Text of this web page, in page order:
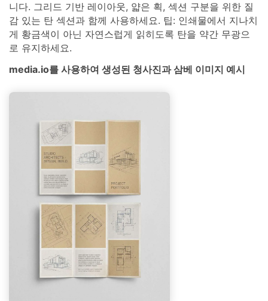
니다. 그리드 기반 레이아웃, 얇은 획, 섹션 구분을 위한 질
감 있는 탄 섹션과 함께 사용하세요. 팁: 인쇄물에서 지나치
게 황금색이 아닌 자연스럽게 읽히도록 탄을 약간 무광으
로 유지하세요.
media.io를 사용하여 생성된 청사진과 삼베 이미지 예시